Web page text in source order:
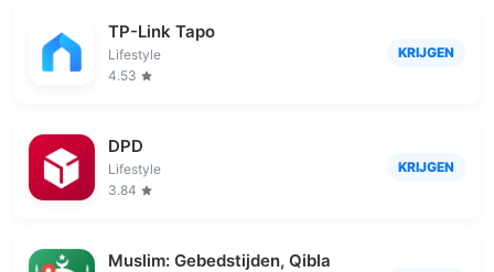
TP-Link Tapo
Lifestyle
4.53
KRIJGEN
DPD
Lifestyle
3.84
KRIJGEN
Muslim: Gebedstijden, Qibla